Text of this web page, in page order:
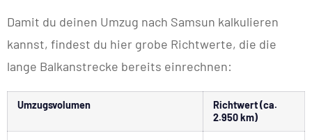
Damit du deinen Umzug nach Samsun kalkulieren
kannst, findest du hier grobe Richtwerte, die die
lange Balkanstrecke bereits einrechnen:
Umzugsvolumen
Richtwert (ca.
2.950 km)